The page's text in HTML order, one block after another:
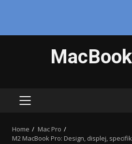
PRIMARY
Home
Mac Pro
M2 MacBook Pro: Design, displej,